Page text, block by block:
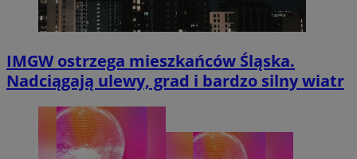
IMGW ostrzega mieszkańców Śląska.
Nadciągają ulewy, grad i bardzo silny wiatr